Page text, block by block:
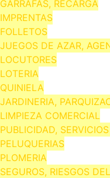
GARRAFAS, RECARGA
IMPRENTAS
FOLLETOS
JUEGOS DE AZAR,
LOCUTORES
LOTERIA
QUINIELA
JARDINERIA,
LIMPIEZA COMERCIAL
PUBLICIDAD,
PELUQUERIAS
PLOMERIA
SEGUROS, RIESGOS